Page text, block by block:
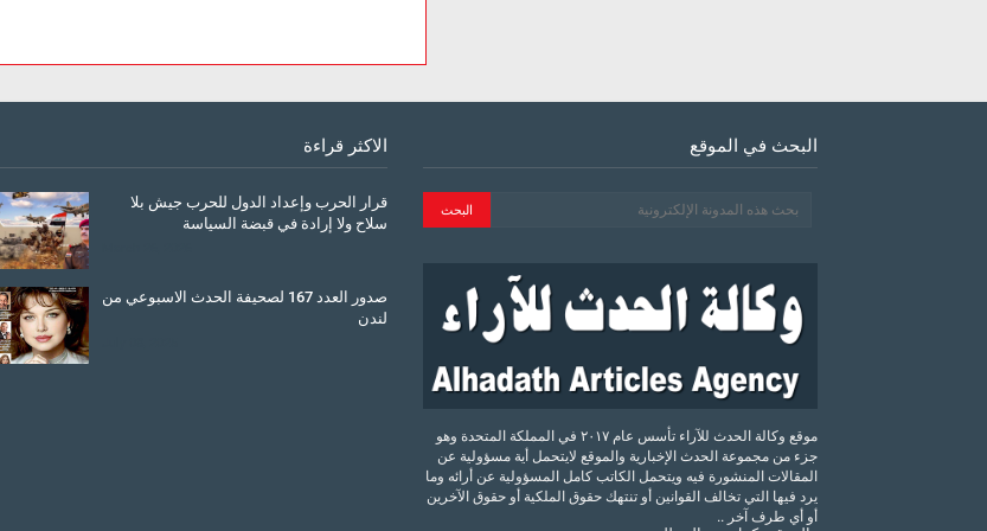
البحث في الموقع
موقع وكالة الحدث للآراء تأسس عام ٢٠١٧ في المملكة المتحدة وهو
جزء من مجموعة الحدث الإخبارية والموقع لايتحمل أية مسؤولية عن
المقالات المنشورة فيه ويتحمل الكاتب كامل المسؤولية عن أرائه وما
يرد فيها التي تخالف القوانين أو تنتهك حقوق الملكية أو حقوق الآخرين
أو أي طرف آخر ..
الاكثر قراءة
قرار الحرب وإعداد الدول للحرب جيش بلا
سلاح ولا إرادة في قبضة السياسة
صدور العدد 167 لصحيفة الحدث الاسبوعي من
لندن